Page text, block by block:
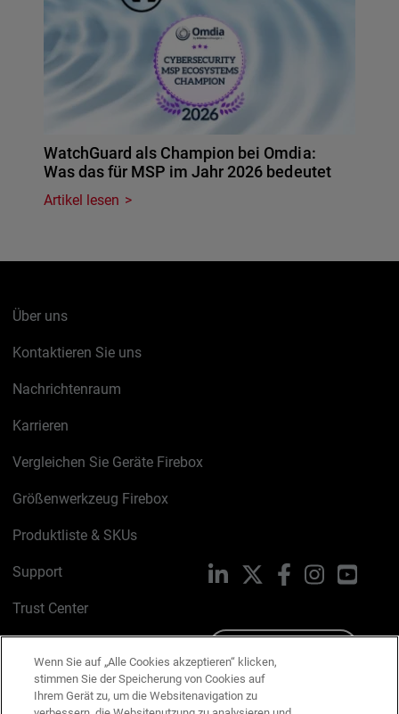
WatchGuard als Champion bei Omdia:
Was das für MSP im Jahr 2026 bedeutet
Artikel lesen
Über uns
Kontaktieren Sie uns
Nachrichtenraum
Karrieren
Vergleichen Sie Geräte Firebox
Größenwerkzeug Firebox
Produktliste & SKUs
Support
Trust Center
Cookie-Richtlinie
LinkedIn FacebookInstagram
Wenn Sie auf „Alle Cookies akzeptieren“ klicken,
stimmen Sie der Speicherung von Cookies auf
Ihrem Gerät zu, um die Websitenavigation zu